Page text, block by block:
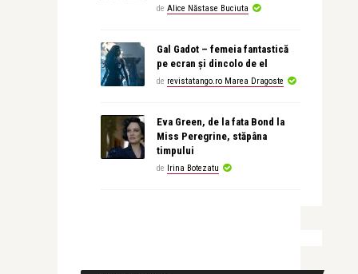
de Alice Năstase Buciuta
Gal Gadot – femeia fantastică
pe ecran și dincolo de el
de revistatango.ro Marea Dragoste
Eva Green, de la fata Bond la
Miss Peregrine, stăpâna
timpului
de Irina Botezatu